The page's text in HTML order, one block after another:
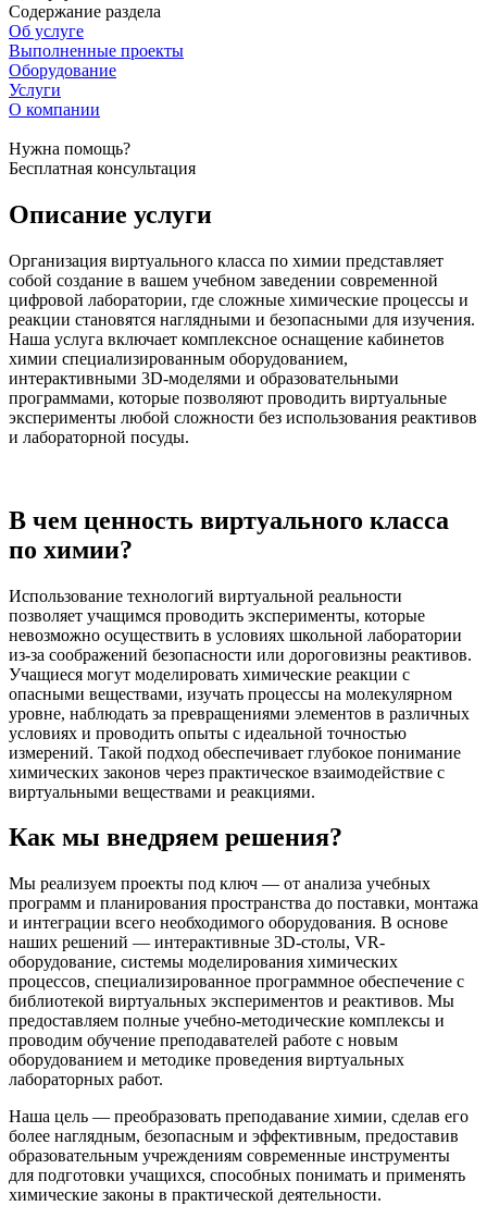
Содержание раздела
Об услуге
Выполненные проекты
Оборудование
Услуги
О компании
Нужна помощь?
Бесплатная консультация
Описание услуги
Организация виртуального класса по химии представляет
собой создание в вашем учебном заведении современной
цифровой лаборатории, где сложные химические процессы и
реакции становятся наглядными и безопасными для изучения.
Наша услуга включает комплексное оснащение кабинетов
химии специализированным оборудованием,
интерактивными 3D-моделями и образовательными
программами, которые позволяют проводить виртуальные
эксперименты любой сложности без использования реактивов
и лабораторной посуды.
В чем ценность виртуального класса
по химии?
Использование технологий виртуальной реальности
позволяет учащимся проводить эксперименты, которые
невозможно осуществить в условиях школьной лаборатории
из-за соображений безопасности или дороговизны реактивов.
Учащиеся могут моделировать химические реакции с
опасными веществами, изучать процессы на молекулярном
уровне, наблюдать за превращениями элементов в различных
условиях и проводить опыты с идеальной точностью
измерений. Такой подход обеспечивает глубокое понимание
химических законов через практическое взаимодействие с
виртуальными веществами и реакциями.
Как мы внедряем решения?
Мы реализуем проекты под ключ — от анализа учебных
программ и планирования пространства до поставки, монтажа
и интеграции всего необходимого оборудования. В основе
наших решений — интерактивные 3D-столы, VR-
оборудование, системы моделирования химических
процессов, специализированное программное обеспечение с
библиотекой виртуальных экспериментов и реактивов. Мы
предоставляем полные учебно-методические комплексы и
проводим обучение преподавателей работе с новым
оборудованием и методике проведения виртуальных
лабораторных работ.
Наша цель — преобразовать преподавание химии, сделав его
более наглядным, безопасным и эффективным, предоставив
образовательным учреждениям современные инструменты
для подготовки учащихся, способных понимать и применять
химические законы в практической деятельности.